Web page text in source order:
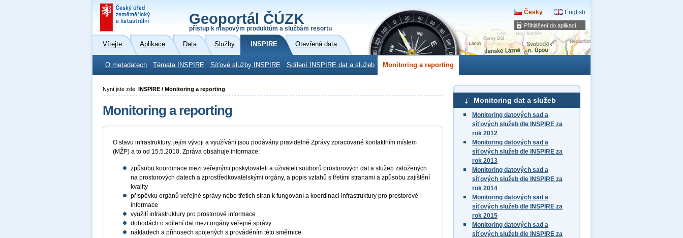
Přihlášení do aplikací
Geoportál ČÚZK
přístup k mapovým produktům a službám resortu
Česky English
Vítejte Aplikace Data Služby INSPIRE Otevřená data
O metadatech Témata INSPIRE Síťové služby INSPIRE Sdílení INSPIRE dat a služeb Monitoring a reporting
Monitoring dat a služeb
Monitoring datových sad a
síťových služeb dle INSPIRE za
rok 2012
Monitoring datových sad a
síťových služeb dle INSPIRE za
rok 2013
Monitoring datových sad a
síťových služeb dle INSPIRE za
rok 2014
Monitoring datových sad a
síťových služeb dle INSPIRE za
rok 2015
Monitoring datových sad a
síťových služeb dle INSPIRE za
Nyní jste zde: INSPIRE / Monitoring a reporting
Monitoring a reporting
O stavu infrastruktury, jejím vývoji a využívání jsou podávány pravidelně Zprávy zpracované kontaktním místem
(MŽP) a to od 15.5.2010. Zpráva obsahuje informace:
způsobu koordinace mezi veřejnými poskytovateli a uživateli souborů prostorových dat a služeb založených
na prostorových datech a zprostředkovatelskými orgány, a popis vztahů s třetími stranami a způsobu zajištění
kvality
příspěvku orgánů veřejné správy nebo třetích stran k fungování a koordinaci infrastruktury pro prostorové
informace
využití infrastruktury pro prostorové informace
dohodách o sdílení dat mezi orgány veřejné správy
nákladech a přínosech spojených s prováděním této směrnice